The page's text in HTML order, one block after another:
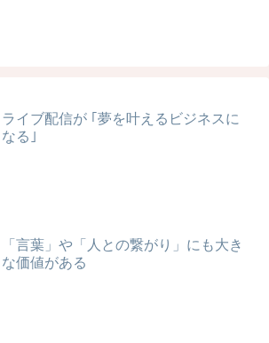
ライブ配信が ｢夢を叶えるビジネスに
なる｣
「言葉」や「人との繋がり」にも大き
な価値がある